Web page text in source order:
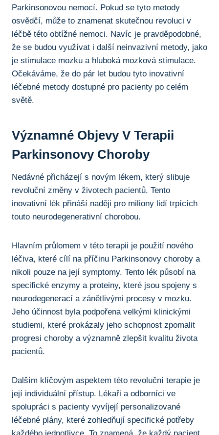
Parkinsonovou ⁣nemocí. Pokud se tyto‍ metody
osvědčí, může to znamenat​ skutečnou revoluci v
léčbě této obtížné nemoci. Navíc je pravděpodobné,
že se budou využívat i další neinvazivní metody, jako
je stimulace mozku a hluboká mozková stimulace.
⁢Očekáváme, že do pár let budou tyto inovativní⁢
léčebné metody dostupné pro pacienty po celém
světě.
Významné Objevy V Terapii
Parkinsonovy Choroby
Nedávné přicházejí s novým⁤ lékem, který slibuje
‌revoluční změny v‌ životech pacientů. Tento
inovativní lék přináší naději pro miliony lidí trpících
touto neurodegenerativní chorobou.
Hlavním průlomem v této terapii je použití nového
léčiva, které cílí na​ příčinu Parkinsonovy choroby a
nikoli pouze na její symptomy. Tento ⁣lék působí⁢ na⁢
specifické enzymy a proteiny, které jsou spojeny s
neurodegenerací a zánětlivými procesy v ⁤mozku.
‍Jeho účinnost byla ‍podpořena velkými klinickými
studiemi, které prokázaly jeho schopnost zpomalit
progresi choroby a významně zlepšit​ kvalitu života
pacientů.
Dalším klíčovým aspektem této⁤ revoluční terapie je
její individuální přístup. Lékaři⁣ a odborníci ‍ve
spolupráci s pacienty vyvíjejí personalizované
léčebné plány, které zohledňují specifické potřeby